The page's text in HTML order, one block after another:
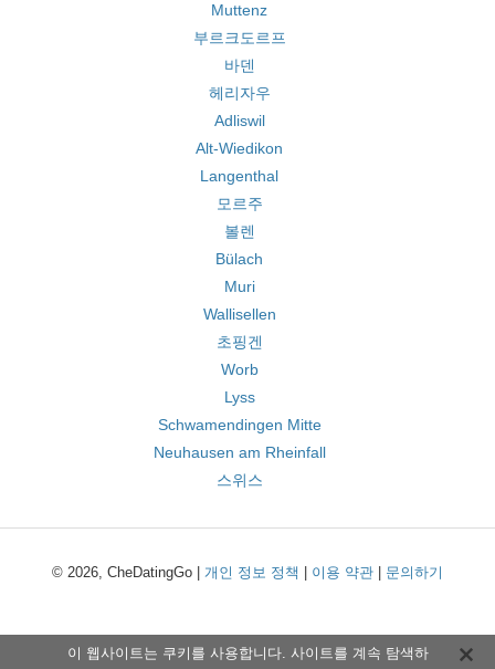
Muttenz
부르크도르프
바덴
헤리자우
Adliswil
Alt-Wiedikon
Langenthal
모르주
볼렌
Bülach
Muri
Wallisellen
초핑겐
Worb
Lyss
Schwamendingen Mitte
Neuhausen am Rheinfall
스위스
© 2026, CheDatingGo | 개인 정보 정책 이용 약관 문의하기
이 웹사이트는 쿠키를 사용합니다. 사이트를 계속 탐색하